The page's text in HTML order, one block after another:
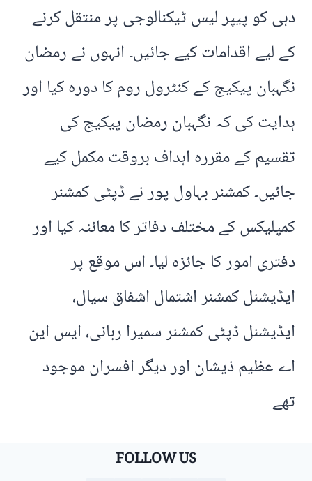
دہی کو پیپر لیس ٹیکنالوجی پر منتقل کرنے
کے لیے اقدامات کیے جائیں۔ انہوں نے رمضان
نگہبان پیکیج کے کنٹرول روم کا دورہ کیا اور
ہدایت کی کہ نگہبان رمضان پیکیج کی
تقسیم کے مقررہ اہداف بروقت مکمل کیے
جائیں۔ کمشنر بہاول پور نے ڈپٹی کمشنر
کمپلیکس کے مختلف دفاتر کا معائنہ کیا اور
دفتری امور کا جائزہ لیا۔ اس موقع پر
ایڈیشنل کمشنر اشتمال اشفاق سیال،
ایڈیشنل ڈپٹی کمشنر سمیرا ربانی، ایس این
اے عظیم ذیشان اور دیگر افسران موجود
تھے
FOLLOW US